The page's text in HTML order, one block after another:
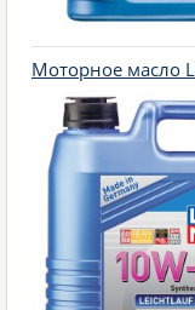
Моторное масло